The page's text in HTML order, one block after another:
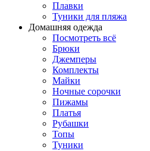
Плавки
Туники для пляжа
Домашняя одежда
Посмотреть всё
Брюки
Джемперы
Комплекты
Майки
Ночные сорочки
Пижамы
Платья
Рубашки
Топы
Туники